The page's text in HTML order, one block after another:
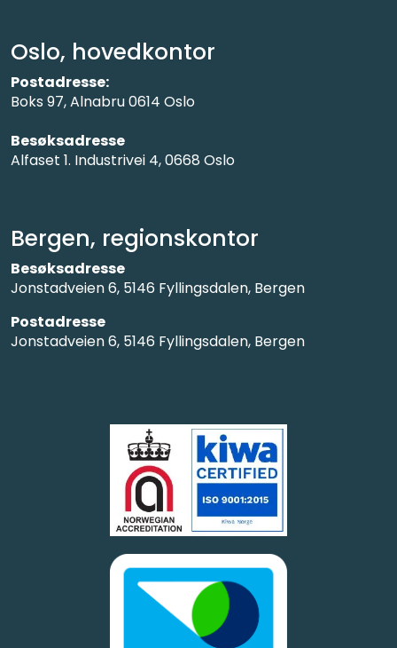
Bergen, regionskontor
Besøksadresse
Jonstadveien 6, 5146 Fyllingsdalen, Bergen
Postadresse
Jonstadveien 6, 5146 Fyllingsdalen, Bergen
Oslo, hovedkontor
Postadresse:
Boks 97, Alnabru 0614 Oslo
Besøksadresse
Alfaset 1. Industrivei 4, 0668 Oslo